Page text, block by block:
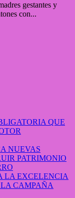
gestantes y
con...
QUE
NUEVAS
PATRIMONIO
LA EXCELENCIA
CAMPAÑA